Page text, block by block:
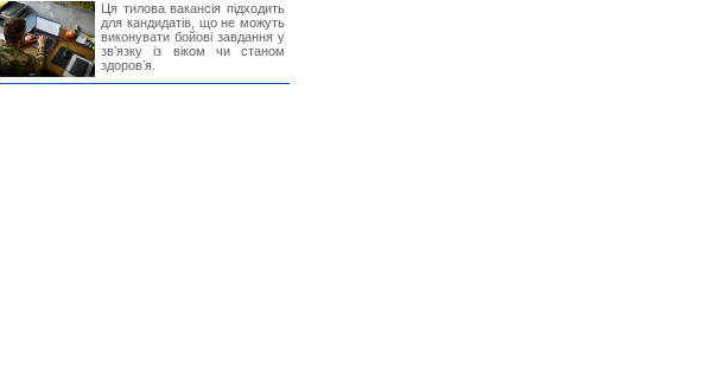
Ця тилова вакансія підходить
для кандидатів, що не можуть
виконувати бойові завдання у
звʼязку із віком чи станом
здоровʼя.